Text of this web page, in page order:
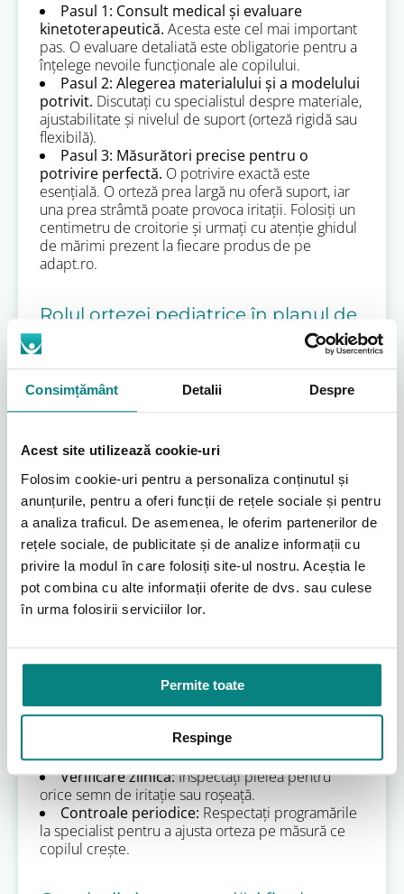
Consimțământ Detalii Despre
Acest site utilizează cookie-uri
Folosim cookie-uri pentru a personaliza conținutul și
anunțurile, pentru a oferi funcții de rețele sociale și pentru
a analiza traficul. De asemenea, le oferim partenerilor de
rețele sociale, de publicitate și de analize informații cu
privire la modul în care folosiți site-ul nostru. Aceștia le
pot combina cu alte informații oferite de dvs. sau culese
în urma folosirii serviciilor lor.
Permite toate
Respinge
Pasul 1: Consult medical și evaluare
kinetoterapeutică. Acesta este cel mai important
pas. O evaluare detaliată este obligatorie pentru a
înțelege nevoile funcționale ale copilului.
Pasul 2: Alegerea materialului și a modelului
potrivit. Discutați cu specialistul despre materiale,
ajustabilitate și nivelul de suport (orteză rigidă sau
flexibilă).
Pasul 3: Măsurători precise pentru o
potrivire perfectă. O potrivire exactă este
esențială. O orteză prea largă nu oferă suport, iar
una prea strâmtă poate provoca iritații. Folosiți un
centimetru de croitorie și urmați cu atenție ghidul
de mărimi prezent la fiecare produs de pe
adapt.ro.
Rolul ortezei pediatrice în planul de
recuperare
Este esențial de înțeles că o orteză pediatrică este
rareori o soluție singulară. Ea reprezintă o
complex, creat special pentru copii cu dizabilități
locomotorii. Succesul depinde de o abordare
integrată, în care dispozitivul medical lucrează în
sinergie cu fizioterapia pediatrică.
Ortezele fac parte dintr-o categorie mai largă de
dispozitive medicale pentru copii, esențiale pentru
a crește gradul de independență. Alături de alte
echipamente de mobilitate, precum cadre de
mers sau fotolii rulante, acestea contribuie la o
viață mai activă și mai integrată social.
Instrucțiuni de utilizare și îngrijire
Adaptare progresivă:Urmați indicațiile
specialistului privind programul de purtare.
Folosiți întotdeauna șosete din
bumbac, fără cusături proeminente, sub orteză.
Verificare zilnică:Inspectați pielea pentru
orice semn de iritație sau roșeață.
Controale periodice: Respectați programările
la specialist pentru a ajusta orteza pe măsură ce
copilul crește.